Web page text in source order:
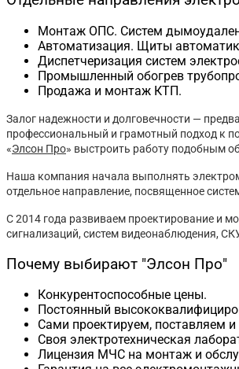
Монтаж ОПС. Систем
Автоматизация. Щиты
Диспетчеризация систем
Промышленный обогрев
Продажа и монтаж КТП.
Залог надежности и долговечности —
профессиональный и грамотный подход к
«Элсон Про» выстроить работу подобным
Наша компания начала выполнять
отдельное направление, посвященное
С 2014 года развиваем проектирование и
сигнализаций, систем видеонаблюдения,
Почему выбирают "Элсон Про"
Конкурентоспособные цены.
Постоянный
Сами проектируем, поставляем
Своя электротехническая
Лицензия МЧС на монтаж и